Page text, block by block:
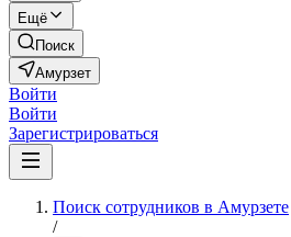
Ещё
Поиск
Амурзет
Войти
Войти
Зарегистрироваться
Поиск сотрудников в Амурзете
/